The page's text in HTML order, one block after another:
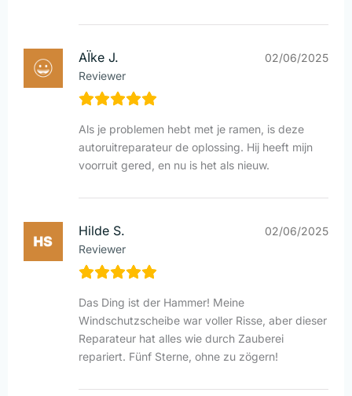
AÏke J.
Reviewer
02/06/2025
Als je problemen hebt met je ramen, is deze
autoruitreparateur de oplossing. Hij heeft mijn
voorruit gered, en nu is het als nieuw.
Hilde S.
Reviewer
02/06/2025
Das Ding ist der Hammer! Meine
Windschutzscheibe war voller Risse, aber dieser
Reparateur hat alles wie durch Zauberei
repariert. Fünf Sterne, ohne zu zögern!